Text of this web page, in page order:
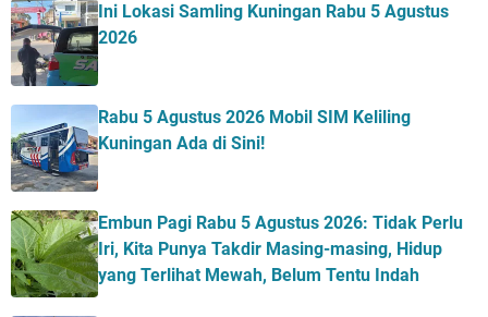
Ini Lokasi Samling Kuningan Rabu 5 Agustus
2026
Rabu 5 Agustus 2026 Mobil SIM Keliling
Kuningan Ada di Sini!
Embun Pagi Rabu 5 Agustus 2026: Tidak Perlu
Iri, Kita Punya Takdir Masing-masing, Hidup
yang Terlihat Mewah, Belum Tentu Indah